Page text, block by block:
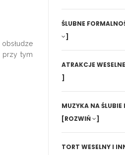
przy tym
ŚLUBNE
]
ATRAKCJE WESELNE
]
MUZYKA NA ŚLUBIE
[ROZWIŃ
]
TORT WESELNY I